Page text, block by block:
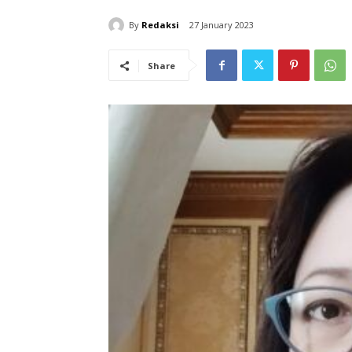
By Redaksi 27 January 2023
Share